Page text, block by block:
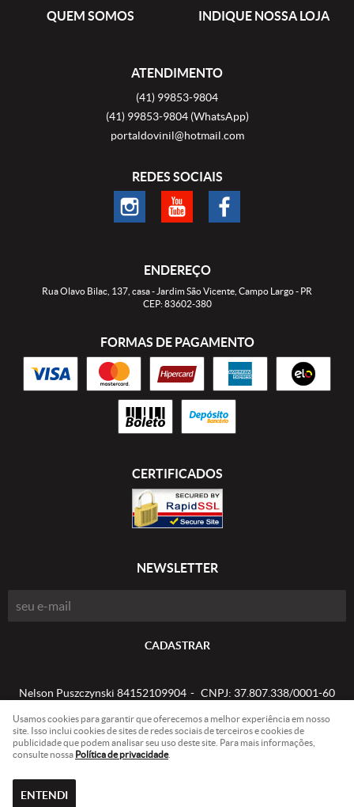
QUEM SOMOS INDIQUE NOSSA LOJA
ATENDIMENTO
(41) 99853-9804
(41)99853-9804 (WhatsApp)
portaldovinil@hotmail.com
REDES SOCIAIS
ENDEREÇO
Rua Olavo Bilac, 137, casa- Jardim São Vicente, Campo Largo- PR
CEP: 83602-380
FORMAS DE PAGAMENTO
CERTIFICADOS
NEWSLETTER
CADASTRAR
Nelson Puszczynski 84152109904 CNPJ: 37.807.338/0001-60
LOJA VIRTUAL CRIADA POR
Usamos cookies para garantir que oferecemos a melhor experiência em nosso
site. Isso inclui cookies de sites de redes sociais de terceiros e cookies de
publicidade que podem analisar seu uso deste site. Para mais informações,
consulte nossa Política de privacidade.
ENTENDI